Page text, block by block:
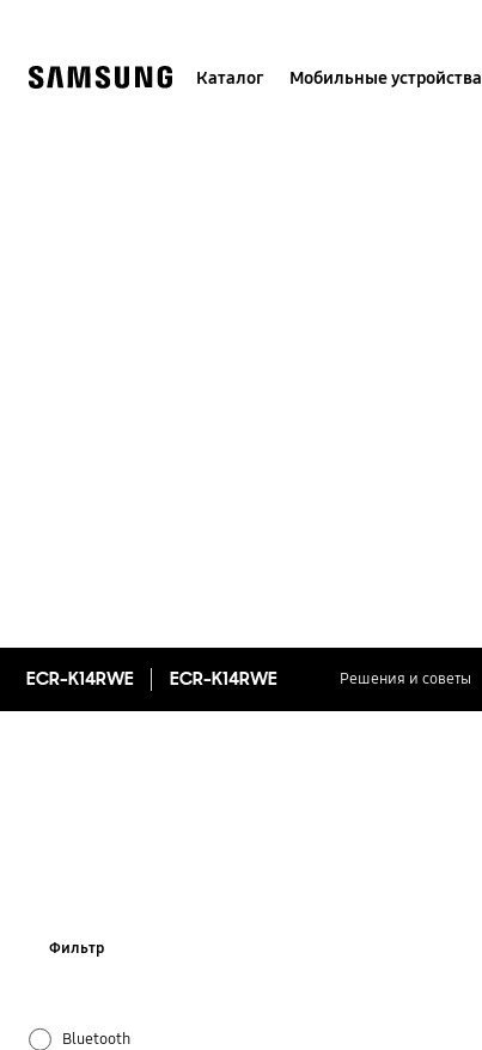
Каталог Мобильные устройства
ECR-K14RWE ECR-K14RWE Решения и советы
Фильтр
Bluetooth